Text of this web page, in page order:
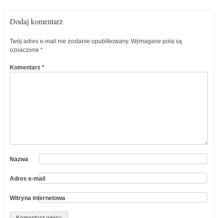
Dodaj komentarz
Twój adres e-mail nie zostanie opublikowany. Wymagane pola są
oznaczone *
Komentarz *
Nazwa
Adres e-mail
Witryna internetowa